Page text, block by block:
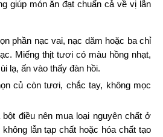
giúp món ăn đạt chuẩn cả về vị lẫn
phần nạc vai, nạc dăm hoặc ba chỉ
Miếng thịt tươi có màu hồng nhạt,
lạ, ấn vào thấy đàn hồi.
củ còn tươi, chắc tay, không mọc
điều nên mua loại nguyên chất ở
lẫn tạp chất hoặc hóa chất tạo